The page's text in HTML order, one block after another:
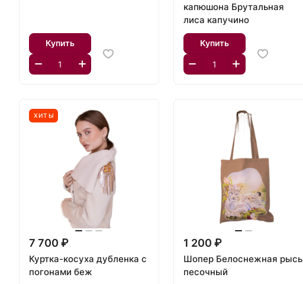
Купить
капюшона Брутальная
лиса капучино
Купить
ХИТЫ
7 700 ₽
Куртка-косуха дубленка с
погонами беж
1 200 ₽
Шопер Белоснежная рысь
песочный